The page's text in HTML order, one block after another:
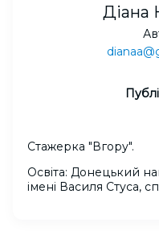
Діана
Стажерка "Вгору".
Освіта: Донецький
імені Василя Стуса,